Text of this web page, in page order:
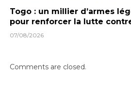
Togo : un millier d’armes
pour renforcer la lutte
07/08/2026
Comments are closed.